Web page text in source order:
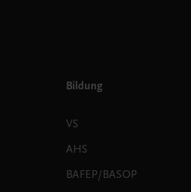
Bildung
VS
AHS
BAFEP/BASOP